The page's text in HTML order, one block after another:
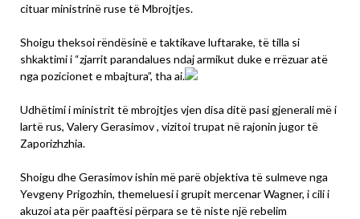
cituar ministrinë ruse të Mbrojtjes.
Shoigu theksoi rëndësinë e taktikave luftarake, të tilla si
shkaktimi i “zjarrit parandalues ​​ndaj armikut duke e rrëzuar atë
nga pozicionet e mbajtura”, tha ai.
Udhëtimi i ministrit të mbrojtjes vjen disa ditë pasi gjenerali më i
lartë rus, Valery Gerasimov , vizitoi trupat në rajonin jugor të
Zaporizhzhia.
Shoigu dhe Gerasimov ishin më parë objektiva të sulmeve nga
Yevgeny Prigozhin, themeluesi i grupit mercenar Wagner, i cili i
akuzoi ata për paaftësi përpara se të niste një rebelim